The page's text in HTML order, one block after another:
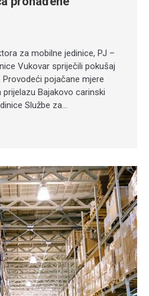
za mobilne jedinice, PJ –
Vukovar spriječili pokušaj
pojačane mjere
Bajakovo carinski
Službe za…